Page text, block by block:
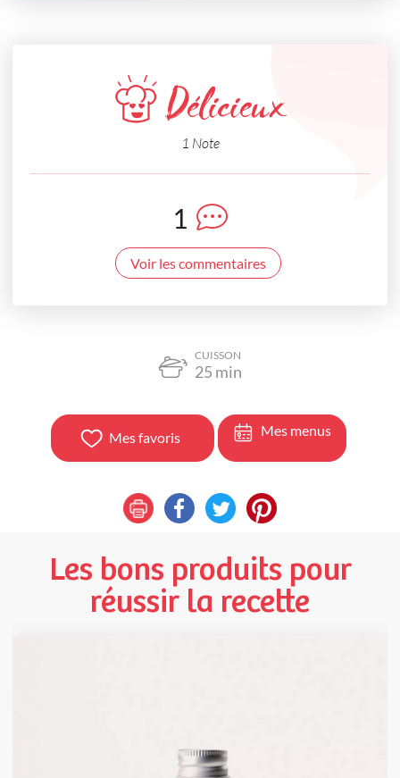
Délicieux
1 Note
1
Voir les commentaires
CUISSON
25 min
Mes favoris Mes menus
Les bons produits pour
réussir la recette